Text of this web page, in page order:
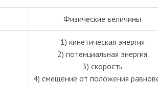
Физические величины
1) кинетическая энергия
2) потенциальная энергия
3) скорость
4) смещение от положения